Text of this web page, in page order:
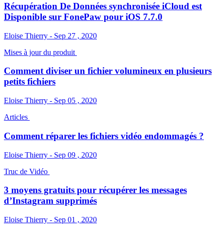
Récupération De Données synchronisée iCloud est
Disponible sur FonePaw pour iOS 7.7.0
Eloise Thierry - Sep 27 , 2020
Mises à jour du produit
Comment diviser un fichier volumineux en plusieurs
petits fichiers
Eloise Thierry - Sep 05 , 2020
Articles
Comment réparer les fichiers vidéo endommagés ?
Eloise Thierry - Sep 09 , 2020
Truc de Vidéo
3 moyens gratuits pour récupérer les messages
d’Instagram supprimés
Eloise Thierry - Sep 01 , 2020